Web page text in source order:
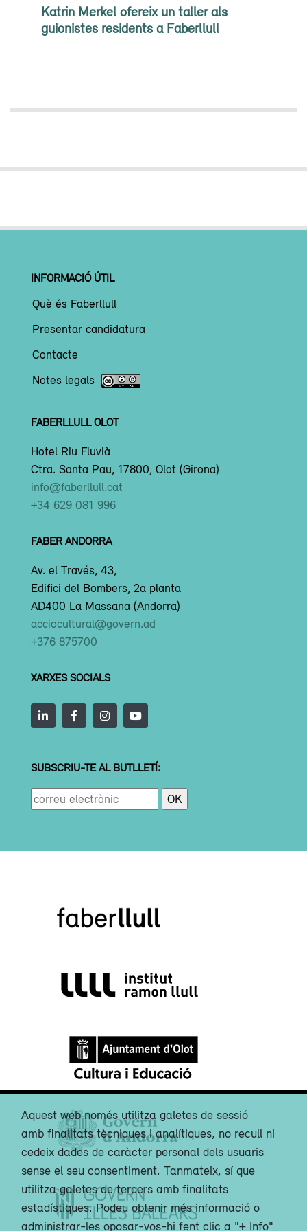
Katrin Merkel ofereix un taller als
guionistes residents a Faberllull
INFORMACIÓ ÚTIL
Què és Faberllull
Presentar candidatura
Contacte
Notes legals
FABERLLULL OLOT
Hotel Riu Fluvià
Ctra. Santa Pau, 17800, Olot (Girona)
info@faberllull.cat
+34 629 081 996
FABER ANDORRA
Av. el Través, 43,
Edifici del Bombers, 2a planta
AD400 La Massana (Andorra)
acciocultural@govern.ad
+376 875700
XARXES SOCIALS
SUBSCRIU-TE AL BUTLLETÍ:
Aquest web només utilitza galetes de sessió
amb finalitats tècniques i analítiques, no recull ni
cedeix dades de caràcter personal dels usuaris
sense el seu consentiment. Tanmateix, sí que
utilitza galetes de tercers amb finalitats
estadístiques. Podeu obtenir més informació o
administrar-les oposar-vos-hi fent clic a "+ Info"